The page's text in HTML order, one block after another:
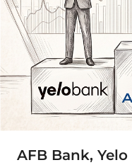
AFB Bank,